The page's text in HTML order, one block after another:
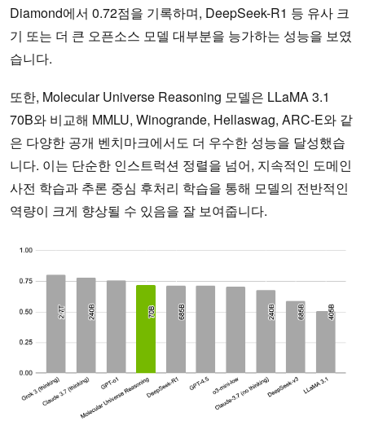
Diamond에서 0.72점을 기록하며, DeepSeek-R1 등 유사 크
기 또는 더 큰 오픈소스 모델 대부분을 능가하는 성능을 보였
습니다.
또한, Molecular Universe Reasoning 모델은 LLaMA 3.1
70B와 비교해 MMLU, Winogrande, Hellaswag, ARC-E와 같
은 다양한 공개 벤치마크에서도 더 우수한 성능을 달성했습
니다. 이는 단순한 인스트럭션 정렬을 넘어, 지속적인 도메인
사전 학습과 추론 중심 후처리 학습을 통해 모델의 전반적인
역량이 크게 향상될 수 있음을 잘 보여줍니다.